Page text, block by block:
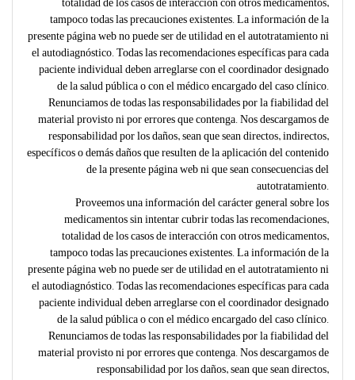
totalidad de los casos de interacción con otros medicamentos,
tampoco todas las precauciones existentes. La información de la
presente página web no puede ser de utilidad en el autotratamiento ni
el autodiagnóstico. Todas las recomendaciones específicas para cada
paciente individual deben arreglarse con el coordinador designado
de la salud pública o con el médico encargado del caso clínico.
Renunciamos de todas las responsabilidades por la fiabilidad del
material provisto ni por errores que contenga. Nos descargamos de
responsabilidad por los daños, sean que sean directos, indirectos,
específicos o demás daños que resulten de la aplicación del contenido
de la presente página web ni que sean consecuencias del
autotratamiento.
Proveemos una información del carácter general sobre los
medicamentos sin intentar cubrir todas las recomendaciones,
totalidad de los casos de interacción con otros medicamentos,
tampoco todas las precauciones existentes. La información de la
presente página web no puede ser de utilidad en el autotratamiento ni
el autodiagnóstico. Todas las recomendaciones específicas para cada
paciente individual deben arreglarse con el coordinador designado
de la salud pública o con el médico encargado del caso clínico.
Renunciamos de todas las responsabilidades por la fiabilidad del
material provisto ni por errores que contenga. Nos descargamos de
responsabilidad por los daños, sean que sean directos,